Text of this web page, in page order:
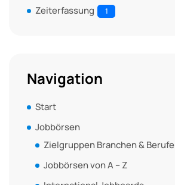
Zeiterfassung 1
Navigation
Start
Jobbörsen
Zielgruppen Branchen & Berufe
Jobbörsen von A – Z